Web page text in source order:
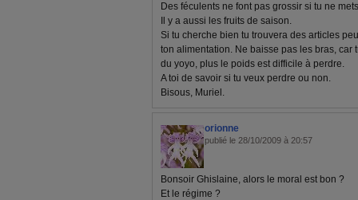
Des féculents ne font pas grossir si tu ne
Il y a aussi les fruits de saison.
Si tu cherche bien tu trouvera des articles
ton alimentation. Ne baisse pas les bras, car
du yoyo, plus le poids est difficile à perdre.
A toi de savoir si tu veux perdre ou non.
Bisous, Muriel.
orionne
publié le 28/10/2009 à 20:57
Bonsoir Ghislaine, alors le moral est bon ?
Et le régime ?